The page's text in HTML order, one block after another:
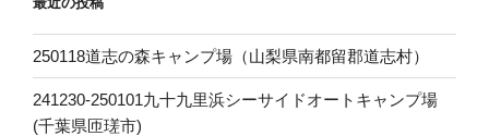
250118道志の森キャンプ場（山梨県南都留郡道志村）
241230-250101九十九里浜シーサイドオートキャンプ場
(千葉県匝瑳市)